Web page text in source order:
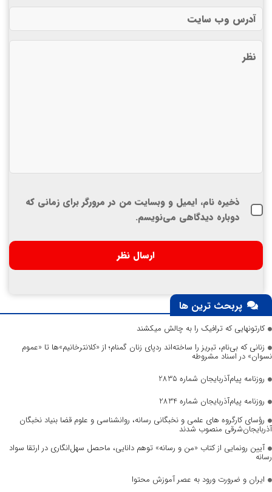
ذخیره نام، ایمیل و وبسایت من در مرورگر برای زمانی که
دوباره دیدگاهی می‌نویسم.
پربحث ترین ها
کارتونهایی که ترافیک را به چالش میکشند
زنانی که بی‌نام، تبریز را ساخته‌اند ردپای زنان گمنام؛ از «کلانترخانیم»ها تا «عموم
نسوان» در اسناد مشروطه
روزنامه پیام‌آذربایجان شماره 2835
روزنامه پیام‌آذربایجان شماره 2834
رؤسای کارگروه های علمی و نخبگانی رسانه، روانشناسی و علوم قضا بنیاد نخبگان
آذربایجان‌شرقی منصوب شدند
آیین رونمایی از کتاب «من و رسانه» توهم دانایی، ماحصل سهل‌انگاری در ارتقا سواد
رسانه
ایران و ضرورت ورود به عصر آموزش محتوا